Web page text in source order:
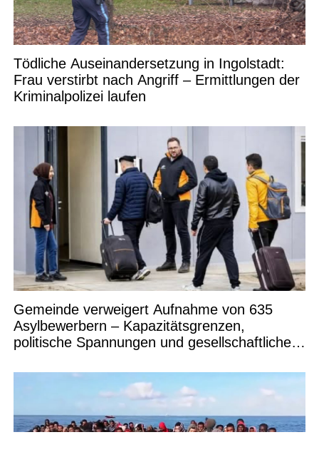
Tödliche Auseinandersetzung in Ingolstadt:
Frau verstirbt nach Angriff – Ermittlungen der
Kriminalpolizei laufen
Gemeinde verweigert Aufnahme von 635
Asylbewerbern – Kapazitätsgrenzen,
politische Spannungen und gesellschaftliche